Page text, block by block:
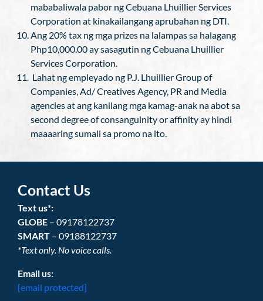
mababaliwala pabor ng Cebuana Lhuillier Services
Corporation at kinakailangang aprubahan ng DTI.
Ang 20% tax ng mga prizes na lalampas sa halagang
Php10,000.00 ay sasagutin ng Cebuana Lhuillier
Services Corporation.
Lahat ng empleyado ng P.J. Lhuillier Group of
Companies, Ad/ Creatives Agency, PR and Media
agencies at ang kanilang mga kamag-anak na abot sa
second degree of consanguinity or affinity ay hindi
maaaaring sumali sa promo na ito.
Contact Us
Text us*:
GLOBE – 09178122737
SMART – 09188122737
*Text only. No voice calls.
Email us:
[email protected]